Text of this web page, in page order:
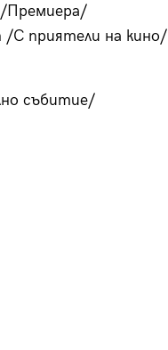
Премиера/
/С приятели на кино/
събитие/